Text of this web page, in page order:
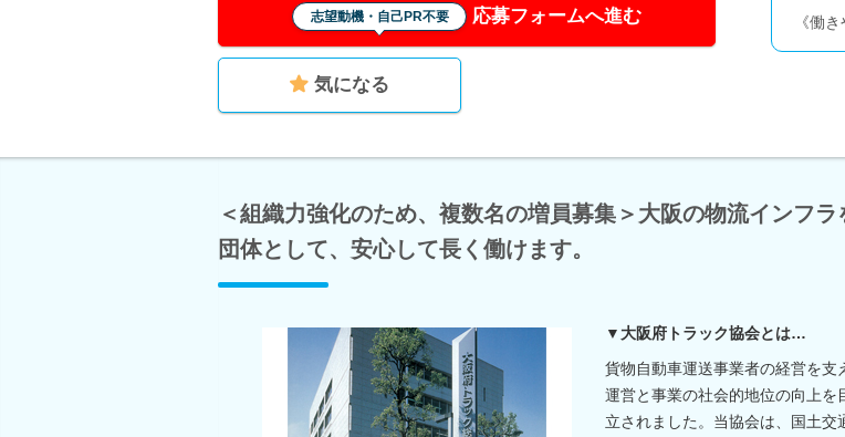
志望動機・自己PR不要 応募フォームへ進む
気になる
《働
＜組織力強化のため、複数名の増員募集＞大阪の物流インフラ
団体として、安心して長く働けます。
▼大阪府トラック協会とは…
貨物自動車運送事業者の経営を支
運営と事業の社会的地位の向上を
立されました。当協会は、国土交